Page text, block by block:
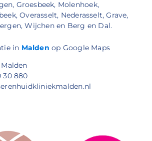
Groesbeek, Molenhoek,
Overasselt, Nederasselt, Grave,
Wijchen en Berg en Dal.
in Malden op Google Maps
30 880